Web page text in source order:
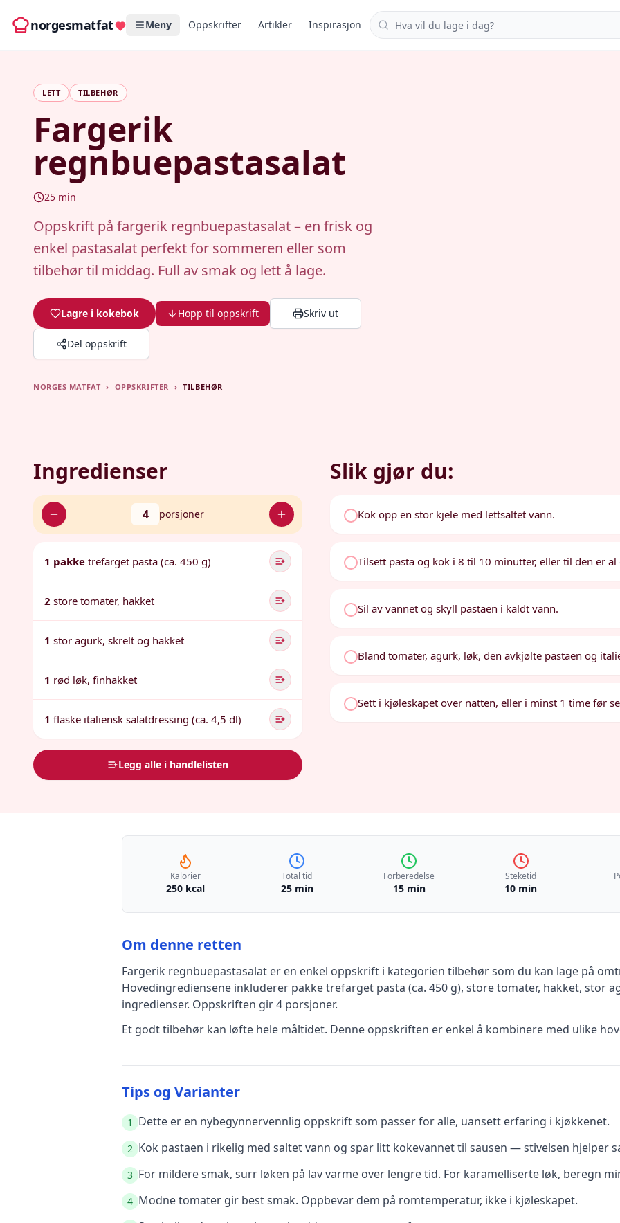
norgesmatfat Meny Oppskrifter Artikler Inspirasjon Søk i oppskrifter
LETT TILBEHØR
Fargerik
regnbuepastasalat
25 min
Oppskrift på fargerik regnbuepastasalat – en frisk og
enkel pastasalat perfekt for sommeren eller som
tilbehør til middag. Full av smak og lett å lage.
Lagre i kokebok Hopp til oppskrift Skriv ut
Del oppskrift
NORGES MATFAT › OPPSKRIFTER › TILBEHØR
Ingredienser
4 porsjoner
1 pakke trefarget pasta (ca. 450 g)
2 store tomater, hakket
1 stor agurk, skrelt og hakket
1 rød løk, finhakket
1 flaske italiensk salatdressing (ca. 4,5 dl)
Legg alle i handlelisten
Slik gjør du:
Kok opp en stor kjele med lettsaltet vann.
Tilsett pasta og kok i 8 til 10 minutter, eller til den er al
Sil av vannet og skyll pastaen i kaldt vann.
Bland tomater, agurk, løk, den avkjølte pastaen og
Sett i kjøleskapet over natten, eller i minst 1 time før
Kalorier
250 kcal
Total tid
25 min
Forberedelse
15 min
Steketid
10 min
Om denne retten
Fargerik regnbuepastasalat er en enkel oppskrift i kategorien tilbehørsom du kan lage på
Hovedingrediensene inkluderer pakke trefarget pasta (ca. 450 g), store tomater, hakket, stor
ingredienser. Oppskriften gir4 porsjoner.
Et godt tilbehør kan løfte hele måltidet. Denne oppskriften er enkel å kombinere med ulike
Tips og Varianter
1 Dette er en nybegynnervennlig oppskrift som passer for alle, uansett erfaring i kjøkkenet.
2 Kok pastaen i rikelig med saltet vann og spar litt kokevannet til sausen — stivelsen hjelper
3 For mildere smak, surr løken på lav varme over lengre tid. For karamelliserte løk, beregn
4 Modne tomater gir best smak. Oppbevar dem på romtemperatur, ikke i kjøleskapet.